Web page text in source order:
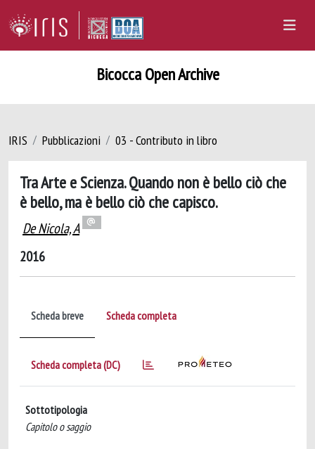
Bicocca Open Archive
IRIS Pubblicazioni 03 - Contributo in libro
Tra Arte e Scienza. Quando non è bello ciò che
è bello, ma è bello ciò che capisco.
De Nicola, A
2016
Scheda breve Scheda completa
Scheda completa (DC)
Sottotipologia
Capitolo o saggio